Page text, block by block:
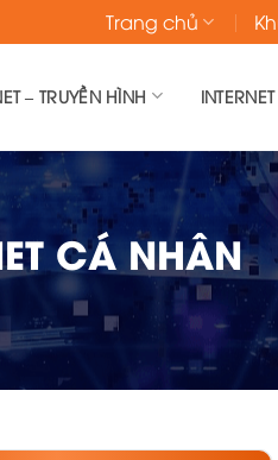
Trang chủ
– TRUYỀN HÌNH
CÁ NHÂN